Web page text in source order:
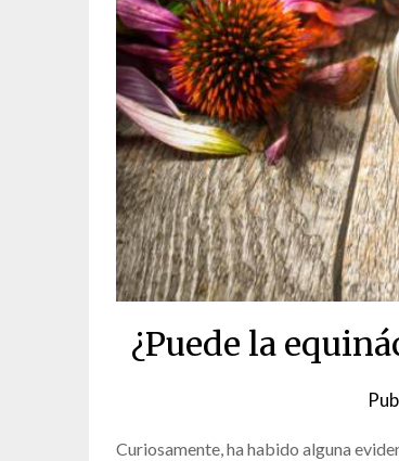
¿Puede la
Curiosamente, ha habido alguna